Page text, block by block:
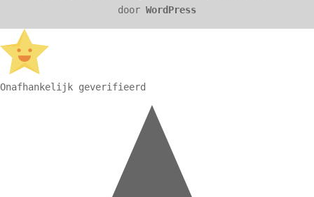
door WordPress
Onafhankelijk geverifieerd